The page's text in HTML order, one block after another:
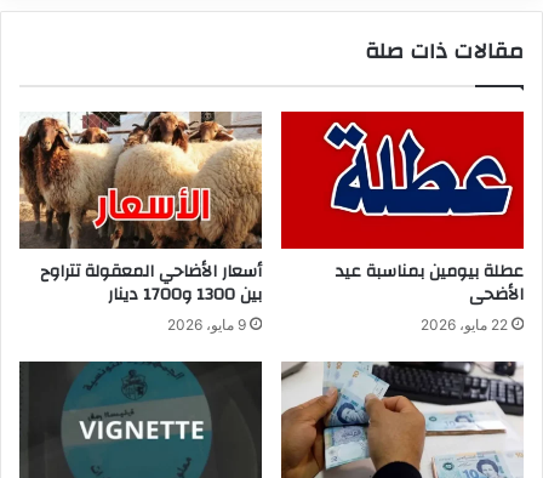
مقالات ذات صلة
عطلة بيومين بمناسبة عيد
الأضحى
22 مايو، 2026
أسعار الأضاحي المعقولة تتراوح
بين 1300 و1700 دينار
9 مايو، 2026